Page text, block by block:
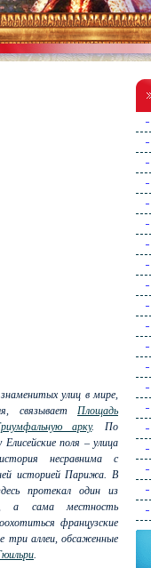
улиц в мире,
связывает Площадь
арку. По
Елисейские поля – улица
несравнима с
историей Парижа. В
протекал один из
а сама местность
французские
три аллеи, обсаженные
.